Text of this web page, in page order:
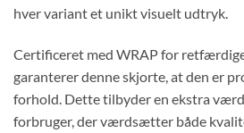
hver variant et unikt visuelt udtryk.
Certificeret med WRAP for
garanterer denne skjorte, at den er
forhold. Dette tilbyder en ekstra
forbruger, der værdsætter både